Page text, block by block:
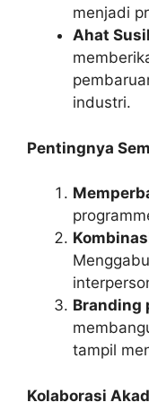
menjadi
Ahat
industri.
Pentingnya
Branding
tampil
Kolaborasi